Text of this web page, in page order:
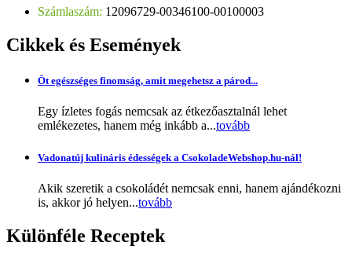
Számlaszám: 12096729-00346100-00100003
Cikkek és Események
Öt egészséges finomság, amit megehetsz a párod...
Egy ízletes fogás nemcsak az étkezőasztalnál lehet
emlékezetes, hanem még inkább a...tovább
Vadonatúj kulináris édességek a CsokoladeWebshop.hu-nál!
Akik szeretik a csokoládét nemcsak enni, hanem ajándékozni
is, akkor jó helyen...tovább
Különféle Receptek